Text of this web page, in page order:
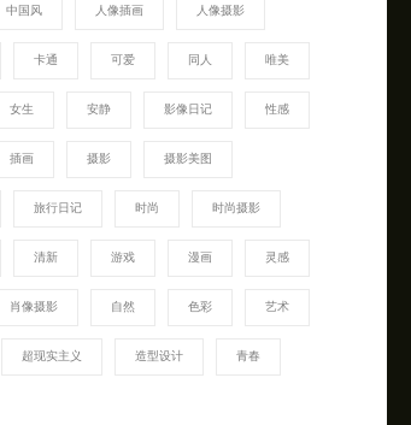
中国风 人像插画 人像摄影
卡通 可爱 同人 唯美
女生 安静 影像日记 性感
插画 摄影 摄影美图
旅行日记 时尚 时尚摄影
清新 游戏 漫画 灵感
肖像摄影 自然 色彩 艺术
超现实主义 造型设计 青春